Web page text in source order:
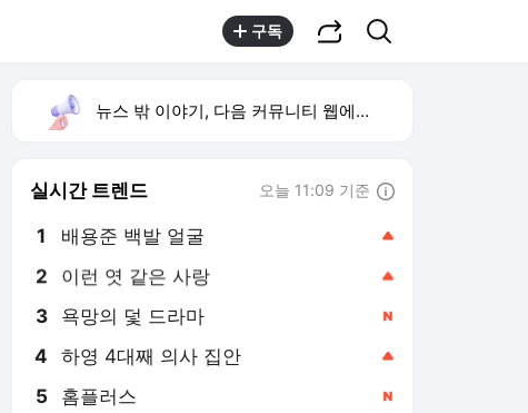
구독
뉴스 밖 이야기, 다음 커뮤니티 웹에서 보기
실시간 트렌드 오늘 11:09 기준
1 배용준 백발 얼굴
2 이런 엿 같은 사랑
3 욕망의 덫 드라마
4 하영 4대째 의사 집안
5 홈플러스